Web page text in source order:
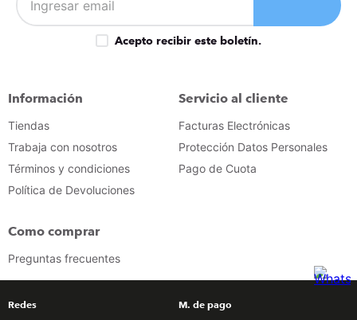
Acepto recibir este boletín.
Información
Tiendas
Trabaja con nosotros
Términos y condiciones
Política de Devoluciones
Servicio al cliente
Facturas Electrónicas
Protección Datos Personales
Pago de Cuota
Como comprar
Preguntas frecuentes
Redes M. de pago